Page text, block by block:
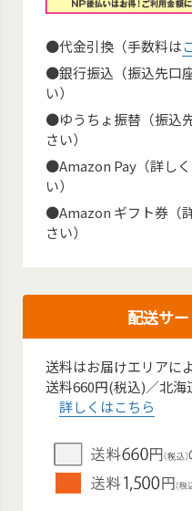
●代金引換（手数料は
●銀行振込（振込先口
い）
●ゆうちょ振替（振込
さい）
●Amazon Pay（詳し
い）
●Amazon ギフト券（
さい）
配送サ
送料はお届けエリアに
送料660円(税込)／北
詳しくはこちら